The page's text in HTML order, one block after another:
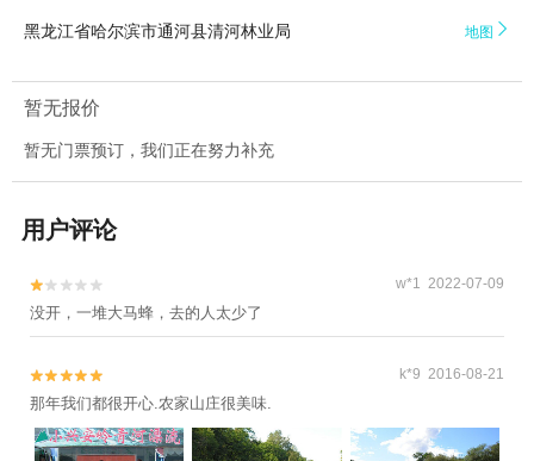
黑龙江省哈尔滨市通河县清河林业局 地图 
暂无报价
暂无门票预订，我们正在努力补充
用户评论

 w*1 2022-07-09
没开，一堆大马蜂，去的人太少了

 k*9 2016-08-21
那年我们都很开心.农家山庄很美味.